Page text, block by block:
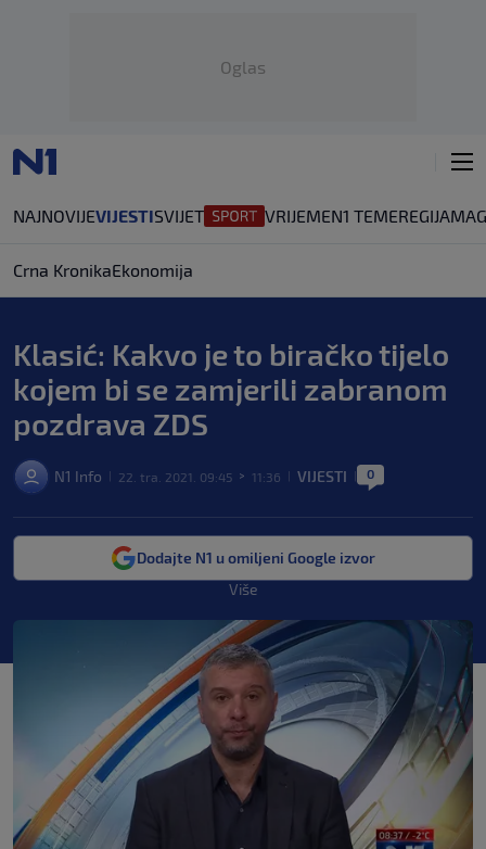
Oglas
NAJNOVIJEVIJESTISVIJET VRIJEMEN1 TEMEREGIJA
Crna KronikaEkonomija
Klasić: Kakvo je to biračko tijelo
kojem bi se zamjerili zabranom
pozdrava ZDS
N1 Info 22. tra. 2021. 09:45 > 11:36 VIJESTI 0
Dodajte N1 u omiljeni Google izvor
Više